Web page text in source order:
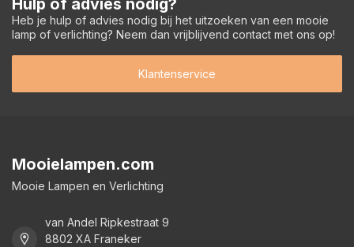
Hulp of advies nodig?
Heb je hulp of advies nodig bij het uitzoeken van een mooie
lamp of verlichting? Neem dan vrijblijvend contact met ons op!
Klantenservice
Mooielampen.com
Mooie Lampen en Verlichting
van Andel Ripkestraat 9
8802 XA Franeker